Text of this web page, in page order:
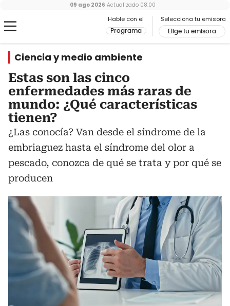
Hable con el
Programa
Selecciona tu emisora
Elige tu emisora
09 ago 2026 Actualizado 08:00
Ciencia y medio ambiente
Estas son las cinco
enfermedades más raras de
mundo: ¿Qué características
tienen?
¿Las conocía? Van desde el síndrome de la
embriaguez hasta el síndrome del olor a
pescado, conozca de qué se trata y por qué se
producen